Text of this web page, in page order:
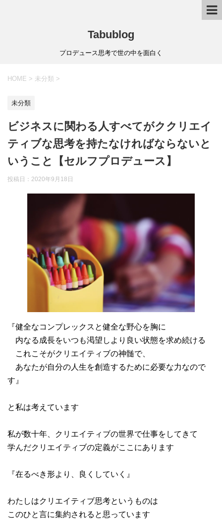
Tabublog
プロデュース思考で世の中を面白く
HOME > 未分類 >
未分類
ビジネスに関わる人すべてがククリエイ
ティブな思考を持たなければならないと
いうこと【セルフプロデュース】
投稿日： 2020年9月18日
『健全なコンプレックスと健全な野心を胸に
内なる成長をいつも渇望しより良い状態を求め続ける
これこそがクリエイティブの神髄で、
あなたが自分の人生を創造するために必要な力なので
す』
と私は考えています
私が数十年、クリエイティブの世界で仕事をしてきて
学んだクリエイティブの定義がここにあります
『在るべき形より、良くしていく』
わたしはクリエイティブ思考というものは
このひと言に集約されると思っています